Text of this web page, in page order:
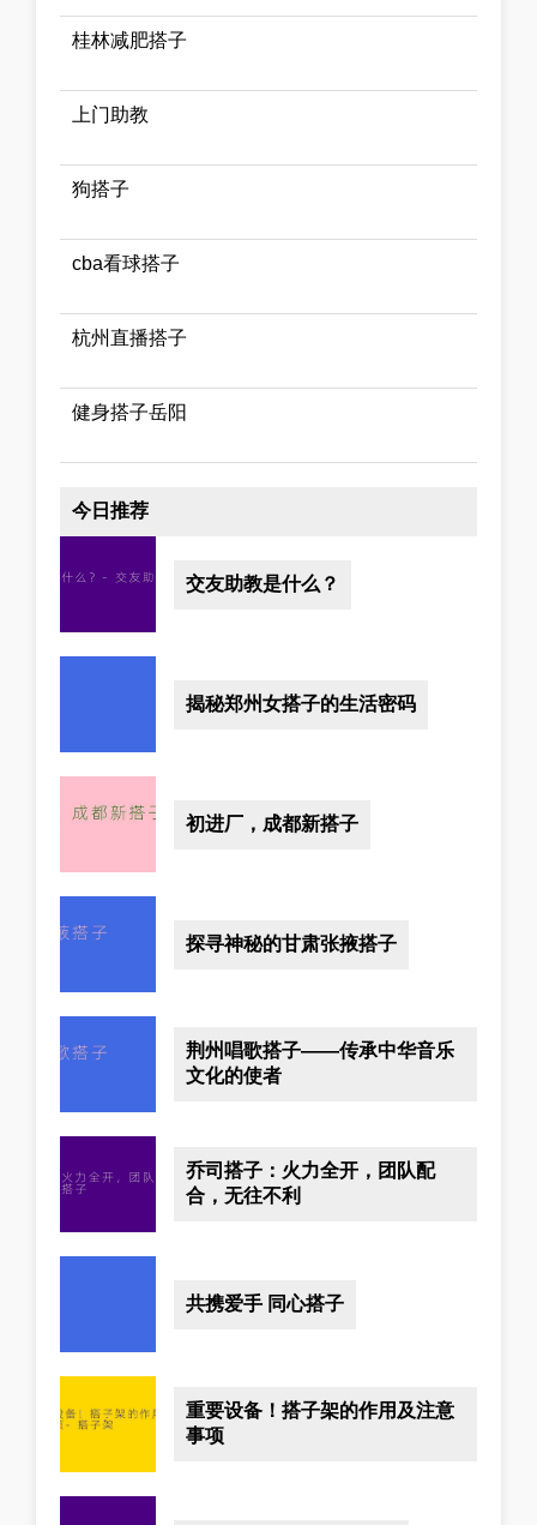
桂林减肥搭子
上门助教
狗搭子
cba看球搭子
杭州直播搭子
健身搭子岳阳
今日推荐
交友助教是什么？
揭秘郑州女搭子的生活密码
初进厂，成都新搭子
探寻神秘的甘肃张掖搭子
荆州唱歌搭子——传承中华音乐
文化的使者
乔司搭子：火力全开，团队配
合，无往不利
共携爱手 同心搭子
重要设备！搭子架的作用及注意
事项